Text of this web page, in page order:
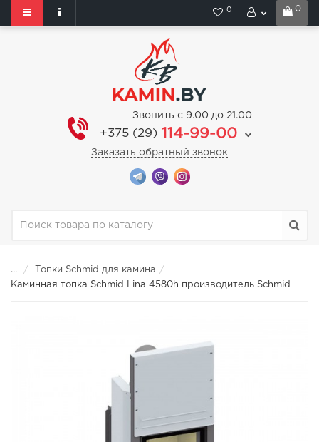
0
0
Звонить с 9.00 до 21.00
+375 (29) 114-99-00
Заказать обратный звонок
...
Топки Schmid для камина
Каминная топка Schmid Lina 4580h производитель Schmid